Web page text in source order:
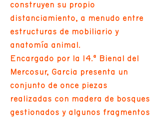
construyen su propio
distanciamiento, a menudo entre
estructuras de mobiliario y
anatomía animal.
Encargado por la 14.ª Bienal del
Mercosur, Garcia presenta un
conjunto de once piezas
realizadas con madera de bosques
gestionados y algunos fragmentos